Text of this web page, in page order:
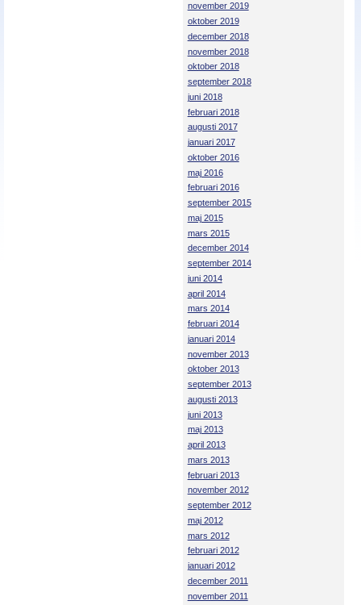
november 2019
oktober 2019
december 2018
november 2018
oktober 2018
september 2018
juni 2018
februari 2018
augusti 2017
januari 2017
oktober 2016
maj 2016
februari 2016
september 2015
maj 2015
mars 2015
december 2014
september 2014
juni 2014
april 2014
mars 2014
februari 2014
januari 2014
november 2013
oktober 2013
september 2013
augusti 2013
juni 2013
maj 2013
april 2013
mars 2013
februari 2013
november 2012
september 2012
maj 2012
mars 2012
februari 2012
januari 2012
december 2011
november 2011